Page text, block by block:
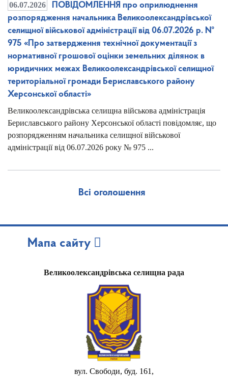
06.07.2026
ПОВІДОМЛЕННЯ про оприлюднення
розпорядження начальника Великоолександрівської
селищної військової адміністрації від 06.07.2026 р. №
975 «Про затвердження технічної документації з
нормативної грошової оцінки земельних ділянок в
юридичних межах Великоолександрівської селищної
територіальної громади Бериславського району
Херсонської області»
Великоолександрівська селищна військова адміністрація
Бериславського району Херсонської області повідомляє, що
розпорядженням начальника селищної військової
адміністрації від 06.07.2026 року № 975 ...
Всі оголошення
Мапа сайту
Великоолександрівська селищна рада
вул. Свободи, буд. 161,